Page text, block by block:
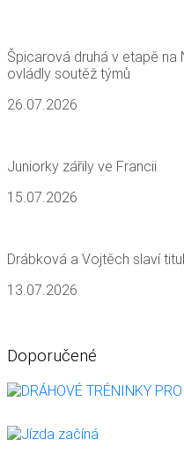
Špicarová druhá v etapě na
ovládly soutěž týmů
26.07.2026
Juniorky zářily ve Francii
15.07.2026
Drábková a Vojtěch slaví
13.07.2026
Doporučené